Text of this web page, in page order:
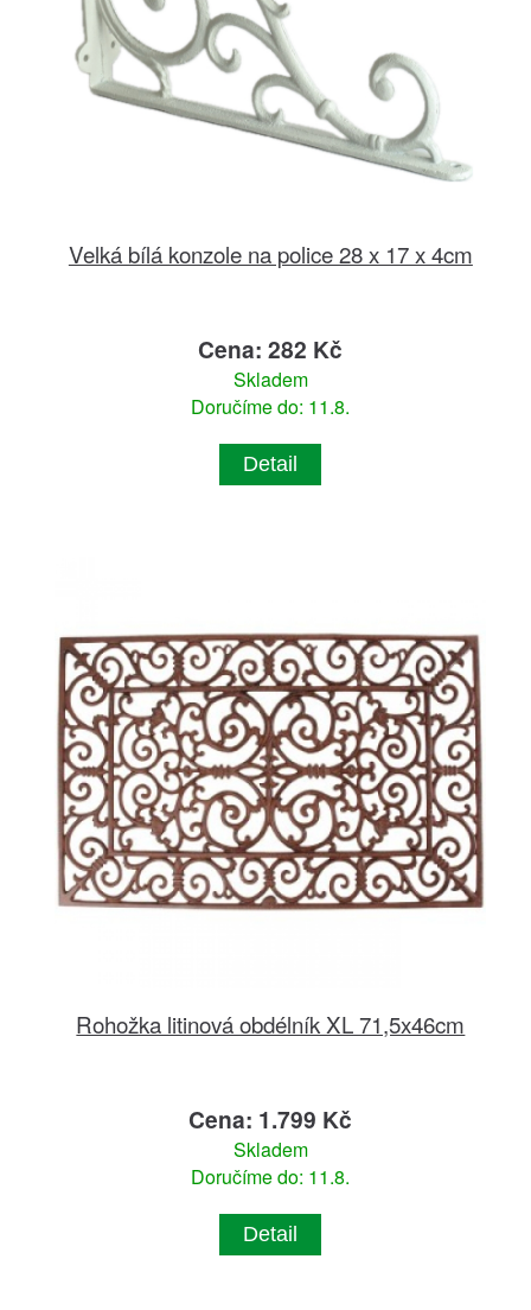
Velká bílá konzole na police 28 x 17 x 4cm
Cena: 282 Kč
Skladem
Doručíme do: 11.8.
Detail
Rohožka litinová obdélník XL 71,5x46cm
Cena: 1.799 Kč
Skladem
Doručíme do: 11.8.
Detail